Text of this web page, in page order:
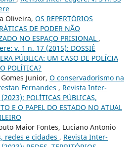
Oliveira, OS REPERTÓRIOS
DE PODER NÃO
NO ESPAÇO PRISIONAL ,
v. 1 n. 17 (2015): DOSSIÊ
PÚBLICA: UM CASO DE POLÍCIA
POLÍTICA?
Junior, O conservadorismo na
Fernandes , Revista Inter-
POLÍTICAS PÚBLICAS,
E O PAPEL DO ESTADO NO ATUAL
Maior Fontes, Luciano Antonio
redes e cidades , Revista Inter-